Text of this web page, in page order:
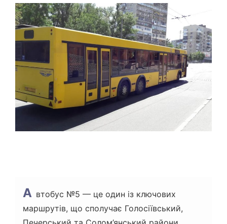
О
В
Н
И
Ч
Ч
И
Т
Н
Я
А втобус №5 — це один із ключових
маршрутів, що сполучає Голосіївський,